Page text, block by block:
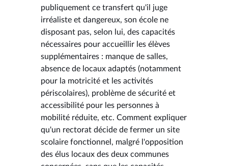
publiquement ce transfert qu'il juge
irréaliste et dangereux, son école ne
disposant pas, selon lui, des capacités
nécessaires pour accueillir les élèves
supplémentaires : manque de salles,
absence de locaux adaptés (notamment
pour la motricité et les activités
périscolaires), problème de sécurité et
accessibilité pour les personnes à
mobilité réduite, etc. Comment expliquer
qu'un rectorat décide de fermer un site
scolaire fonctionnel, malgré l'opposition
des élus locaux des deux communes